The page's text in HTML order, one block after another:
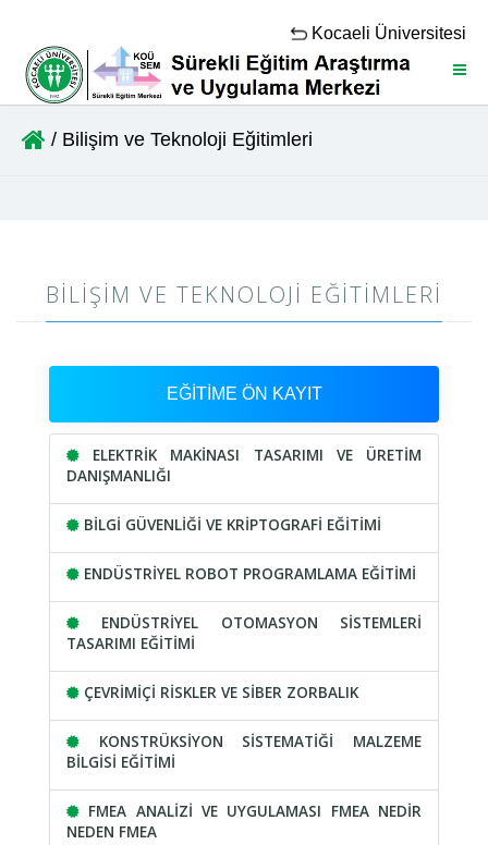
Kocaeli Üniversitesi
/ Bilişim ve Teknoloji Eğitimleri
BILIŞIM VE TEKNOLOJI EĞITIMLERI
EĞİTİME ÖN KAYIT
ELEKTRİK MAKİNASI TASARIMI VE ÜRETİM
DANIŞMANLIĞI
BİLGİ GÜVENLİĞİ VE KRİPTOGRAFİ EĞİTİMİ
ENDÜSTRİYEL ROBOT PROGRAMLAMA EĞİTİMİ
ENDÜSTRİYEL OTOMASYON SİSTEMLERİ
TASARIMI EĞİTİMİ
ÇEVRİMİÇİ RİSKLER VE SİBER ZORBALIK
KONSTRÜKSİYON SİSTEMATİĞİ MALZEME
BİLGİSİ EĞİTİMİ
FMEA ANALİZİ VE UYGULAMASI FMEA NEDİR
NEDEN FMEA